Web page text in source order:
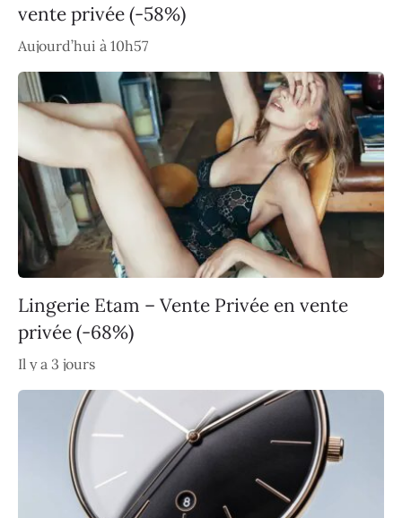
vente privée (-58%)
Aujourd’hui à 10h57
Lingerie Etam – Vente Privée en vente
privée (-68%)
Il y a 3 jours